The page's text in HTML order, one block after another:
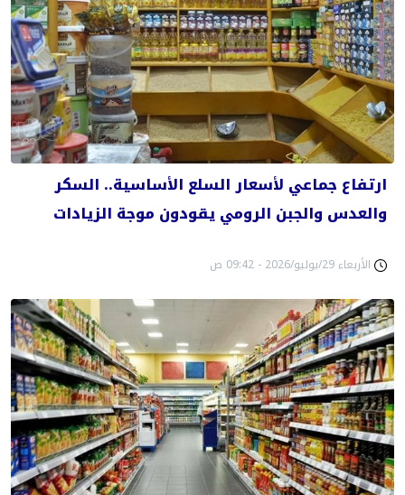
ارتفاع جماعي لأسعار السلع الأساسية.. السكر
والعدس والجبن الرومي يقودون موجة الزيادات
الأربعاء 29/يوليو/2026 - 09:42 ص